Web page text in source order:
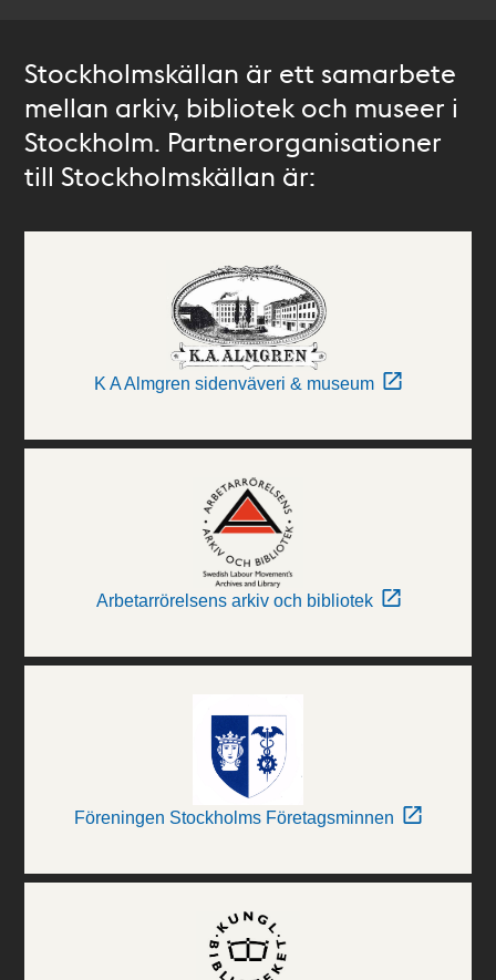
Stockholmskällan är ett samarbete
mellan arkiv, bibliotek och museer i
Stockholm. Partnerorganisationer
till Stockholmskällan är:
K A Almgren sidenväveri & museum
Arbetarrörelsens arkiv och bibliotek
Föreningen Stockholms Företagsminnen